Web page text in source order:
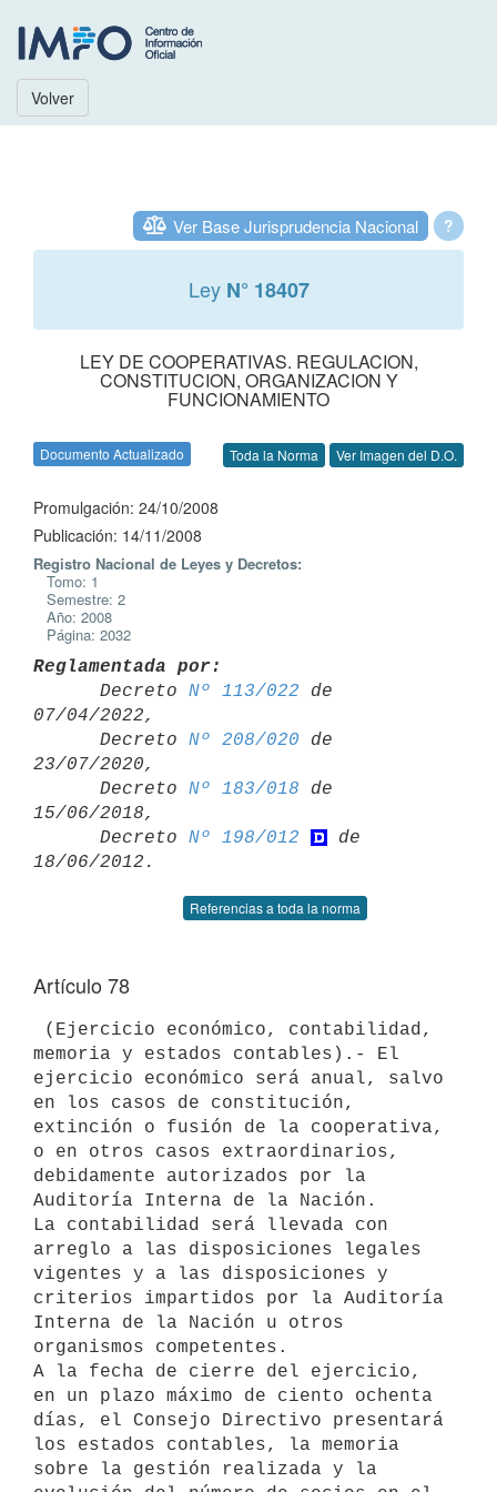
Volver
?
Ver Base Jurisprudencia Nacional
Ley N° 18407
LEY DE COOPERATIVAS. REGULACION,
CONSTITUCION, ORGANIZACION Y
FUNCIONAMIENTO
Documento Actualizado Toda la Norma Ver Imagen del D.O.
Promulgación: 24/10/2008
Publicación: 14/11/2008
Registro Nacional de Leyes y Decretos:
Tomo: 1
Semestre: 2
Año: 2008
Página: 2032
Reglamentada por:
Decreto Nº 113/022 de
07/04/2022,
      Decreto
Nº 208/020 de
23/07/2020,
      Decreto
Nº 183/018 de
15/06/2018,
      Decreto
Nº 198/012
de
Referencias a toda la norma
Artículo 78
memoria y estados contables).- El
ejercicio económico será anual, salvo
en los casos de constitución,
extinción o fusión de la cooperativa,
o en otros casos extraordinarios,
debidamente autorizados por la
Auditoría Interna de la Nación.
La contabilidad será llevada con
arreglo a las disposiciones legales
vigentes y a las disposiciones y
criterios impartidos por la Auditoría
Interna de la Nación u otros
organismos competentes.
A la fecha de cierre del ejercicio,
en un plazo máximo de ciento ochenta
días, el Consejo Directivo presentará
los estados contables, la memoria
sobre la gestión realizada y la